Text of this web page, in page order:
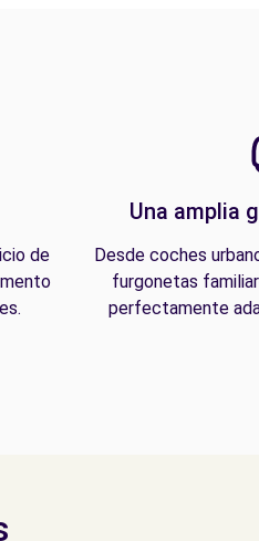
de
Una amplia
Desde coches
furgonetas
perfectamente